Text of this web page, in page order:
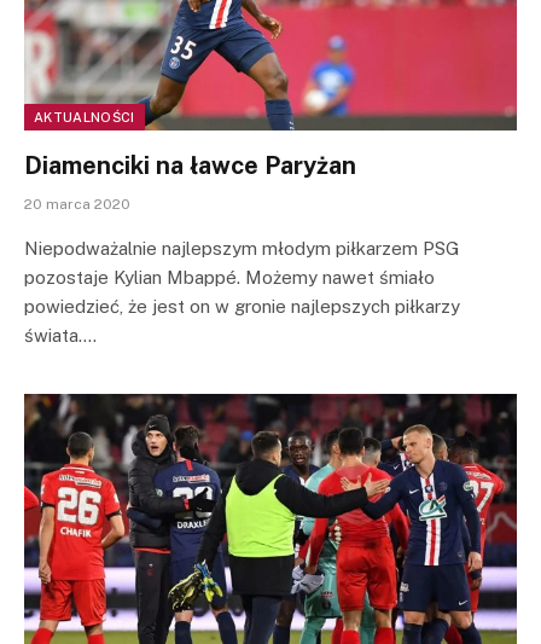
AKTUALNOŚCI
Diamenciki na ławce Paryżan
20 marca 2020
Niepodważalnie najlepszym młodym piłkarzem PSG
pozostaje Kylian Mbappé. Możemy nawet śmiało
powiedzieć, że jest on w gronie najlepszych piłkarzy
świata.…